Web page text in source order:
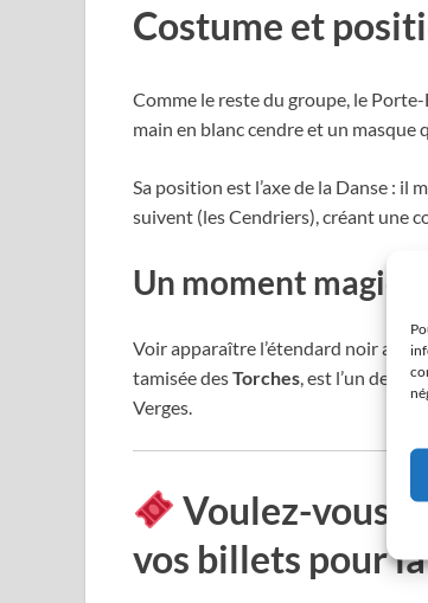
Costume et
Comme le reste du groupe, le
main en blanc cendre et un masque
Sa position est l’axe de la Danse :
suivent (les Cendriers), créant une
Un moment
Voir apparaître l’étendard noir au
tamisée desTorches, est l’un des
Verges.
Voulez-vous
vos billets pour